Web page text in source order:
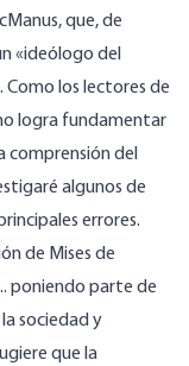
que, de
«ideólogo del
Como los lectores de
logra fundamentar
comprensión del
algunos de
errores.
de Mises de
poniendo parte de
sociedad y
que la